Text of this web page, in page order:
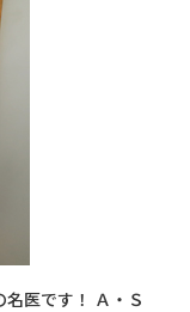
医です！ Ａ・Ｓ